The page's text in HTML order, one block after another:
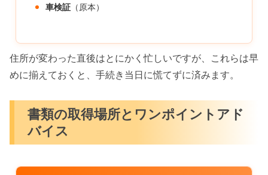
車検証 （原本）
住所が変わった直後はとにかく忙しいですが、これらは早
めに揃えておくと、手続き当日に慌てずに済みます。
書類の取得場所とワンポイントアド
バイス